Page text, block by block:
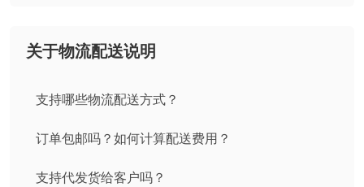
关于物流配送说明
支持哪些物流配送方式？
订单包邮吗？如何计算配送费用？
支持代发货给客户吗？